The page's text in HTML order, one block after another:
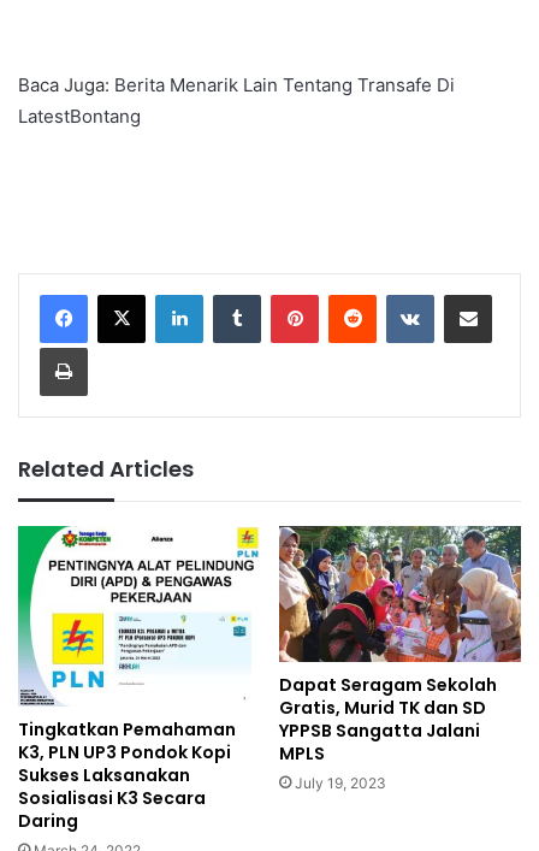
Baca Juga: Berita Menarik Lain Tentang Transafe Di
LatestBontang
LinkedInTumblr PinterestReddit VKontakteShare via Email
Print
Related Articles
Tingkatkan Pemahaman
K3, PLN UP3 Pondok Kopi
Sukses Laksanakan
Sosialisasi K3 Secara
Daring
Dapat Seragam Sekolah
Gratis, Murid TK dan SD
YPPSB Sangatta Jalani
MPLS
July 19, 2023